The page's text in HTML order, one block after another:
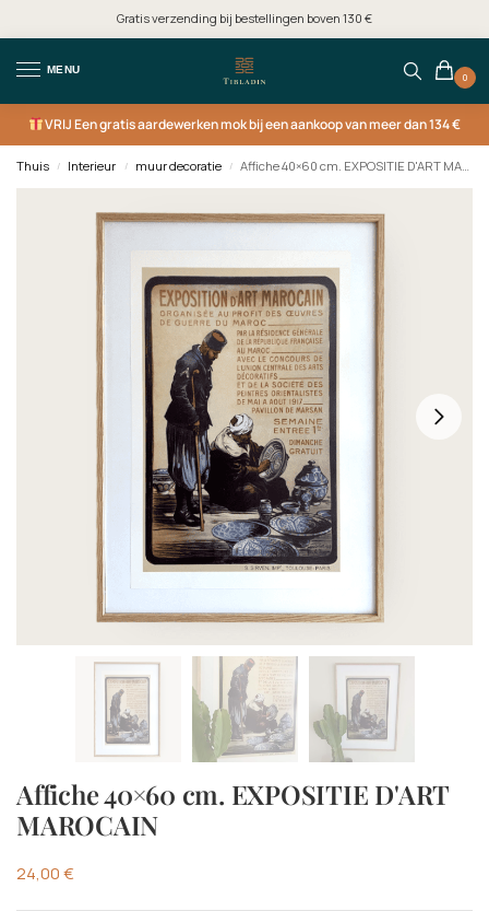
Gratis verzending bij bestellingen boven 130 €
MENU
0
VRIJEen gratis aardewerken mok bij een aankoop van meer dan 134 €
Thuis / Interieur / muur decoratie / Affiche 40×60 cm. EXPOSITIE D'ART MAROCAIN
Affiche 40×60 cm. EXPOSITIE D'ART
MAROCAIN
24,00€